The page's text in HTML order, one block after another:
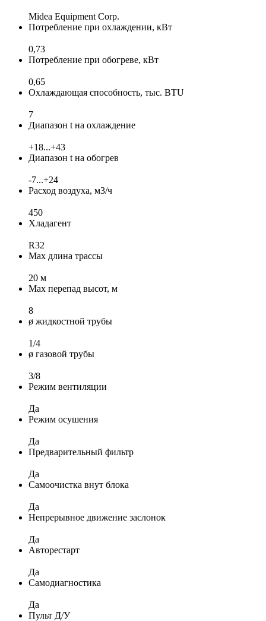
Midea Equipment Corp.
Потребление при охлаждении, кВт
0,73
Потребление при обогреве, кВт
0,65
Охлаждающая способность, тыс. BTU
7
Диапазон t на охлаждение
+18...+43
Диапазон t на обогрев
-7...+24
Расход воздуха, м3/ч
450
Хладагент
R32
Max длина трассы
20 м
Max перепад высот, м
8
ø жидкостной трубы
1/4
ø газовой трубы
3/8
Режим вентиляции
Да
Режим осушения
Да
Предварительный фильтр
Да
Самоочистка внут блока
Да
Непрерывное движение заслонок
Да
Авторестарт
Да
Самодиагностика
Да
Пульт Д/У